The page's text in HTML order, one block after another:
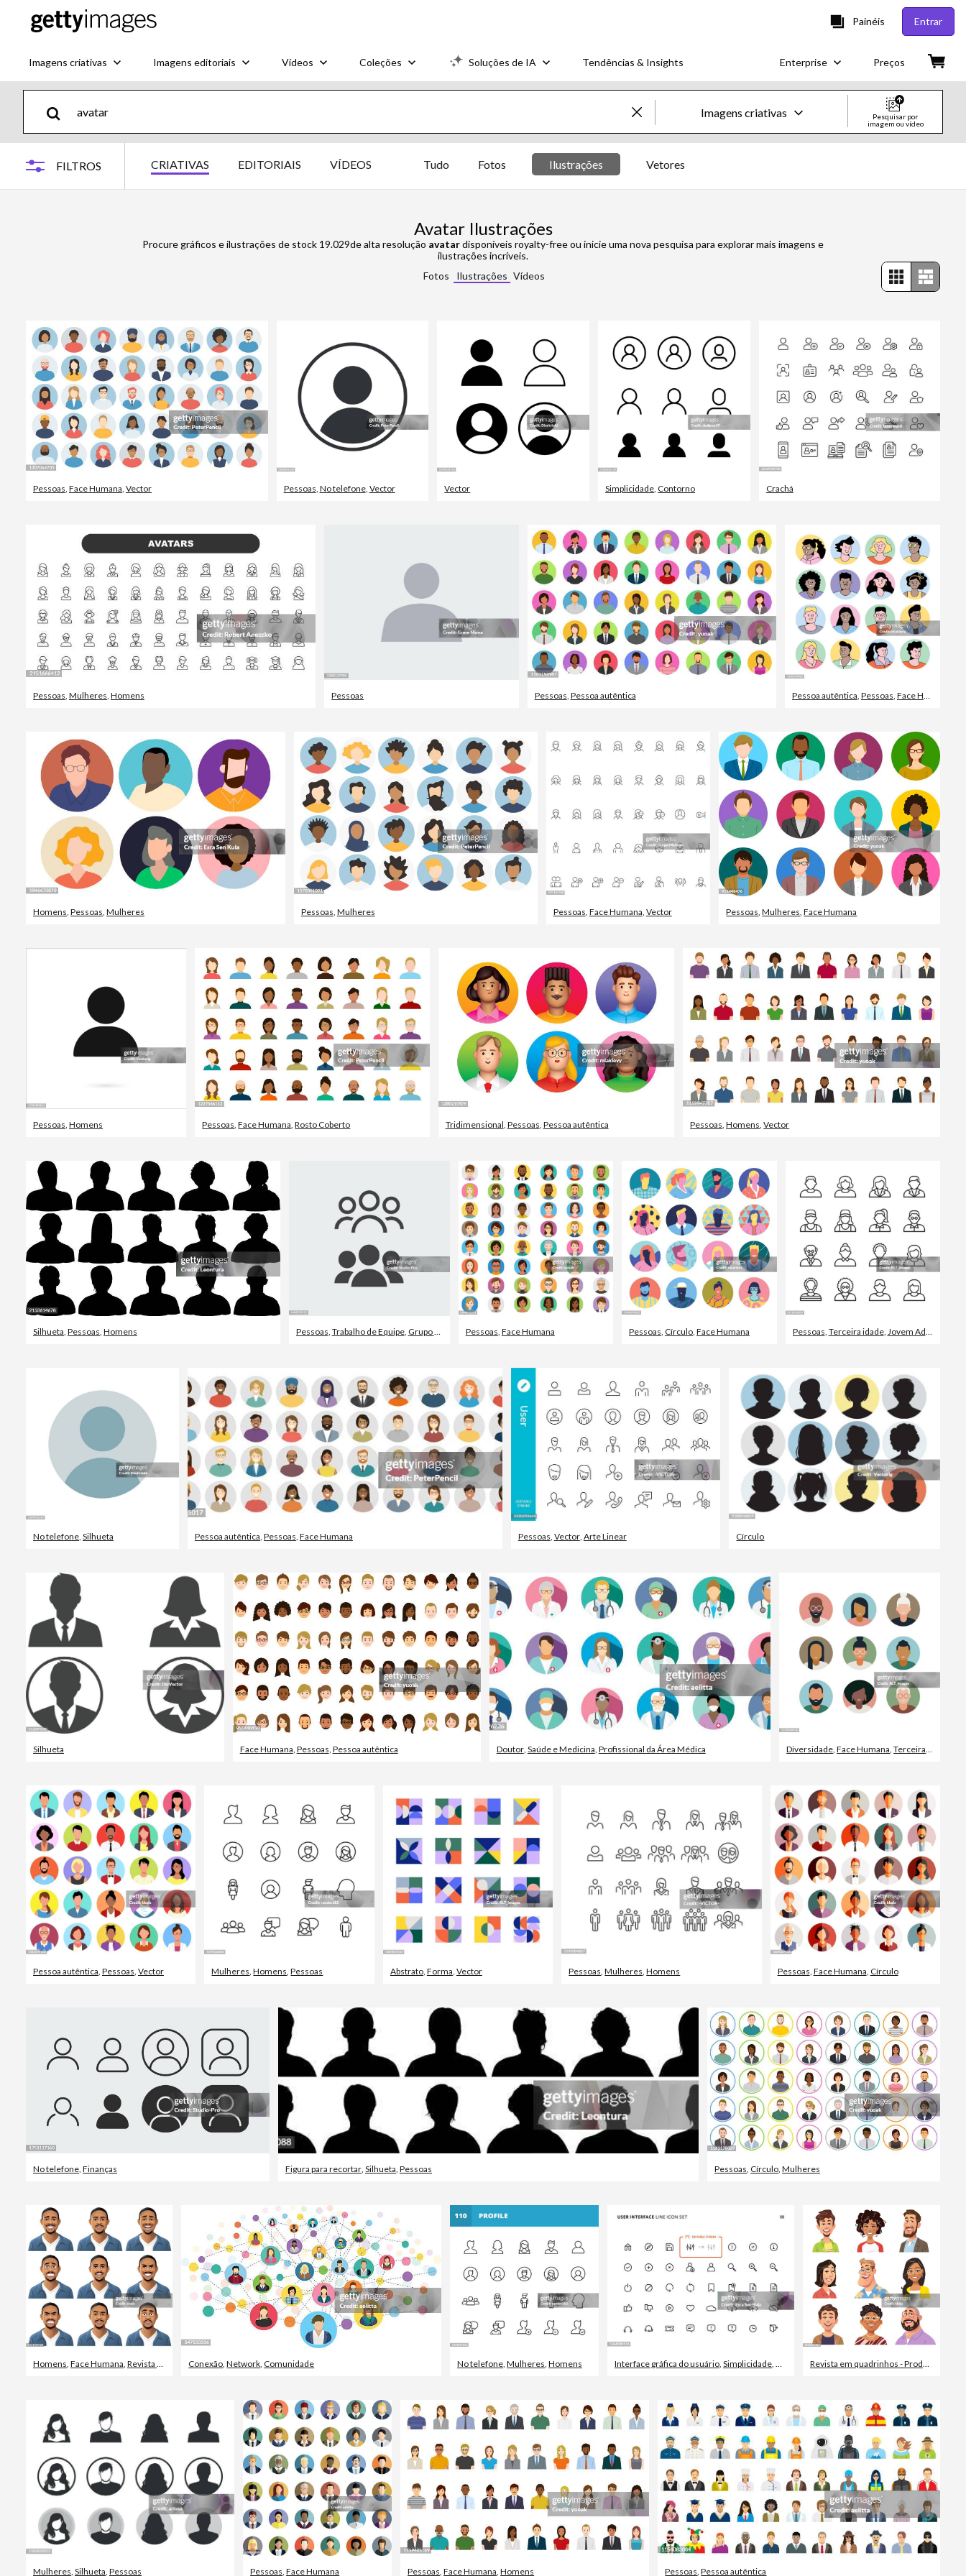
Painéis Entrar
Imagens criativas Imagens editoriais Vídeos Coleções Soluções de IA Tendências & Insights Enterprise Preços
Imagens criativas
Imagens editoriais
Vídeos editoriais
Pesquisar por
imagem ou vídeo
FILTROS CRIATIVAS EDITORIAIS VÍDEOS Tudo Fotos Ilustrações Vetores
Avatar Ilustrações
Procure gráficos e ilustrações de stock 19.029de alta resolução avatardisponíveis royalty-free ou inicie uma nova pesquisa para explorar mais imagens e
ilustrações incríveis.
Fotos
Ilustrações Vídeos
Pessoas, Face Humana, Vector Pessoas, No telefone, Vector Vector Simplicidade, Contorno Crachá
Pessoas, Mulheres, Homens Pessoas Pessoas, Pessoa autêntica Pessoa autêntica, Pessoas, Face Humana
Homens, Pessoas, Mulheres Pessoas, Mulheres Pessoas, Face Humana, Vector Pessoas,Mulheres,Face Humana
Pessoas, Homens Pessoas,Face Humana,Rosto Coberto Tridimensional, Pessoas, Pessoa autêntica Pessoas,Homens,Vector
Silhueta, Pessoas, Homens Pessoas, Trabalho de Equipe, Grupo de Pessoas Pessoas, Face Humana Pessoas, Círculo, Face Humana Pessoas, Terceira idade, Jovem Adulto
No telefone, Silhueta Pessoa autêntica, Pessoas, Face Humana Pessoas, Vector, Arte Linear Círculo
Silhueta Face Humana, Pessoas, Pessoa autêntica Doutor, Saúde e Medicina, Profissional da Área Médica Diversidade,Face Humana,Terceira idade
Pessoa autêntica Pessoas Vector Mulheres ,Homens ,Pessoas Abstrato, Forma Vector Pessoas ,Mulheres ,Homens Pessoas Face Humana Círculo
No telefone Finanças Figura para recortar, Silhueta Pessoas Pessoas Círculo ,Mulheres
Homens, Face Humana, Revista em quadrinhos - Produção artística Conexão,Network, Comunidade No telefone, Mulheres, Homens Interface gráfica do usuário, Simplicidade, Grupo de Objetos Revista em quadrinhos - Produção artística
Mulheres, Silhueta, Pessoas Pessoas,Face Humana Pessoas,Face Humana,Homens Pessoas,Pessoa autêntica